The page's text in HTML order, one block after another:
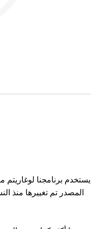
يستخدم برنامجنا
المصدر تم تغييرها منذ